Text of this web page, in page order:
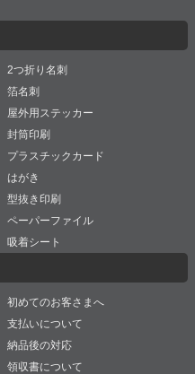
2つ折り名刺
箔名刺
屋外用ステッカー
封筒印刷
プラスチックカード
はがき
型抜き印刷
ペーパーファイル
吸着シート
初めてのお客さまへ
支払いについて
納品後の対応
領収書について